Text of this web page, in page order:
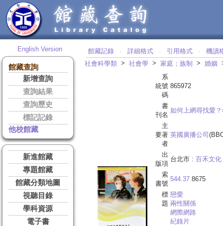
English Version
館藏查詢
新增查詢
查詢結果
查詢歷史
標記記錄
他校館藏
新進館藏
專題館藏
館藏分類地圖
視聽目錄
學科資源
電子書
館藏記錄 ‧ 詳細格式 ‧ 引用格式 ‧
機讀
社會科學類 > 社會學 > 家庭；族制 > 婚姻
系
統號
碼
865972
書
刊名
如何上網尋找愛？
主
要著
者
英國廣播公司
出
版項
台北市 : 百禾文化
索
書號
544.37 8675
標
題
戀愛
兩性關係
網際網路
紀錄片